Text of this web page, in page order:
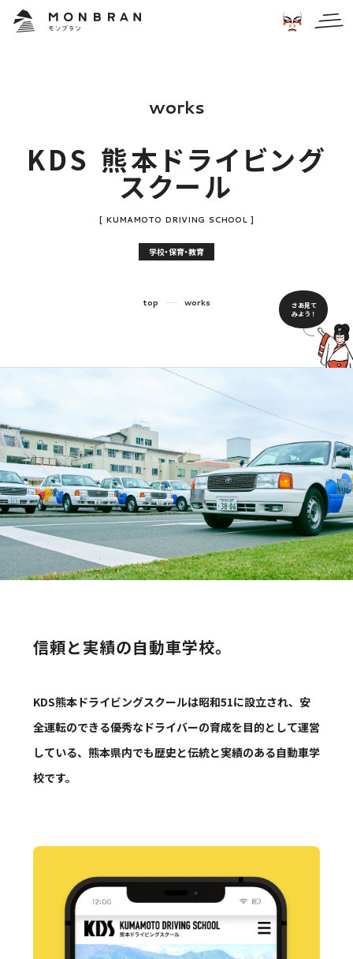
works
KDS 熊本 ドライ ビング
スクール
[ KUMAMOTO DRIVING SCHOOL ]
学校・保育・教育
top works
さあ見て
みよう！
信頼と実績の自動車学校。
KDS熊本ドライビングスクールは昭和51に設立され、安
全運転のできる優秀なドライバーの育成を目的として運営
している、熊本県内でも歴史と伝統と実績のある自動車学
校です。